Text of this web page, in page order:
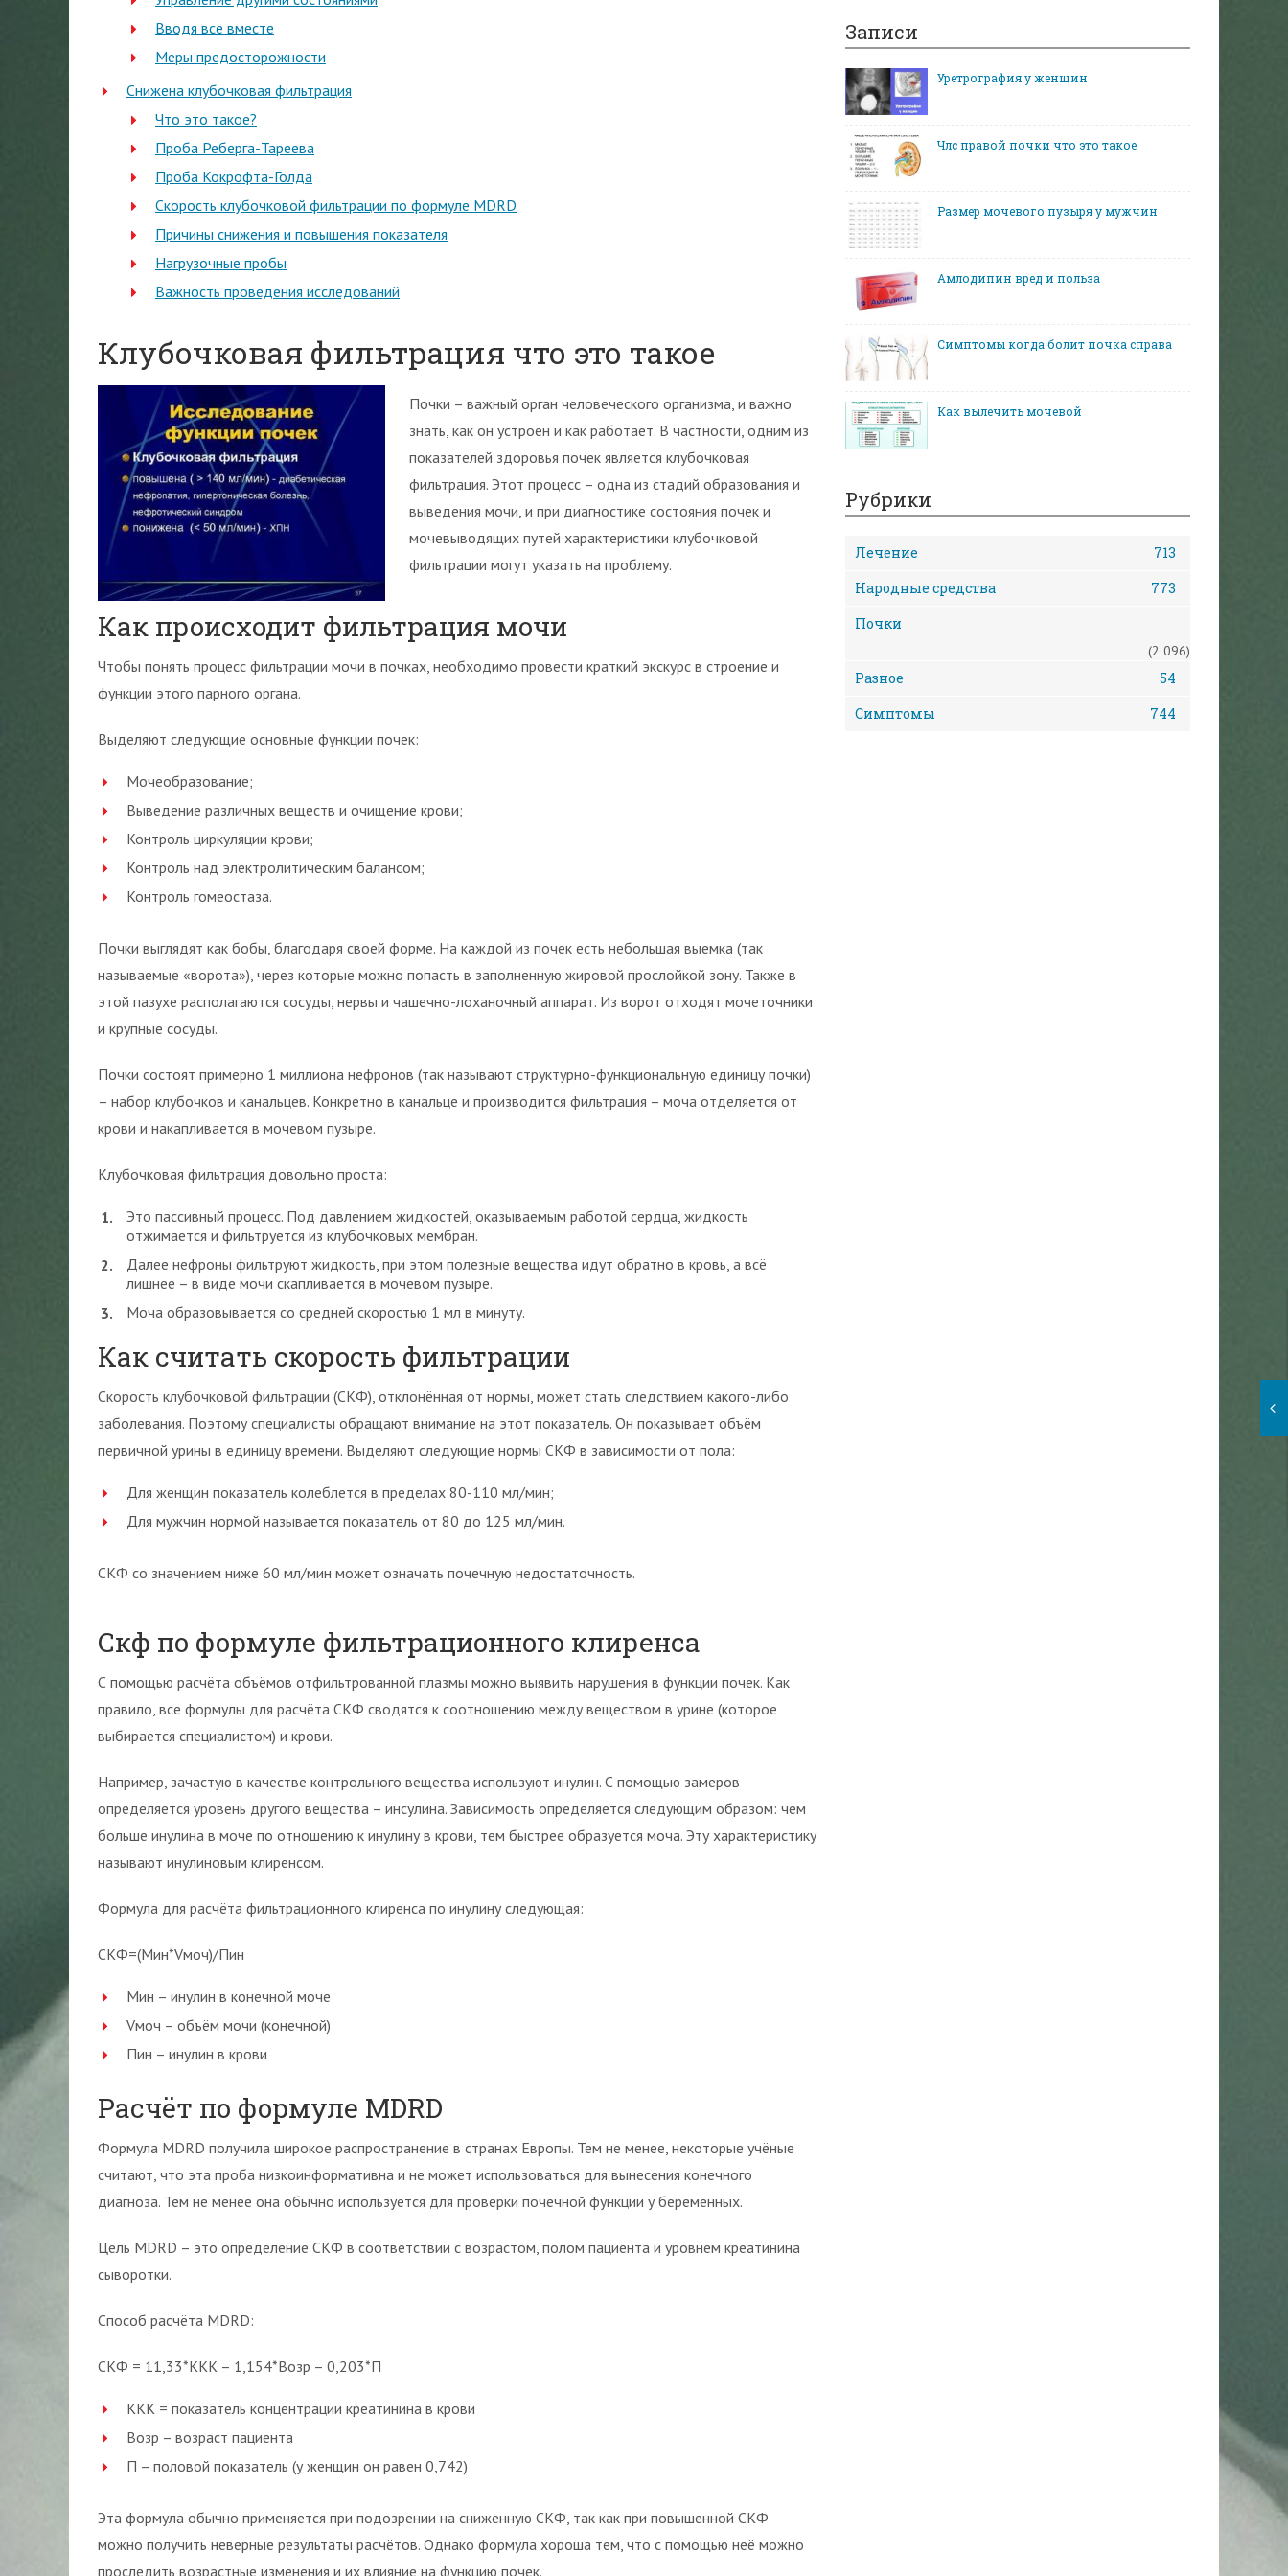
Вводя все вместе
Меры предосторожности
Снижена клубочковая фильтрация
Что это такое?
Проба Реберга-Тареева
Проба Кокрофта-Голда
Скорость клубочковой фильтрации по формуле MDRD
Причины снижения и повышения показателя
Нагрузочные пробы
Важность проведения исследований
Клубочковая фильтрация что это такое
Почки – важный орган человеческого организма, и важно
знать, как он устроен и как работает. В частности, одним из
показателей здоровья почек является клубочковая
фильтрация. Этот процесс – одна из стадий образования и
выведения мочи, и при диагностике состояния почек и
мочевыводящих путей характеристики клубочковой
фильтрации могут указать на проблему.
Как происходит фильтрация мочи
Чтобы понять процесс фильтрации мочи в почках, необходимо провести краткий экскурс в строение и
функции этого парного органа.
Выделяют следующие основные функции почек:
Мочеобразование;
Выведение различных веществ и очищение крови;
Контроль циркуляции крови;
Контроль над электролитическим балансом;
Контроль гомеостаза.
Почки выглядят как бобы, благодаря своей форме. На каждой из почек есть небольшая выемка (так
называемые «ворота»), через которые можно попасть в заполненную жировой прослойкой зону. Также в
этой пазухе располагаются сосуды, нервы и чашечно-лоханочный аппарат. Из ворот отходят мочеточники
и крупные сосуды.
Почки состоят примерно 1 миллиона нефронов (так называют структурно-функциональную единицу почки)
– набор клубочков и канальцев. Конкретно в канальце и производится фильтрация – моча отделяется от
крови и накапливается в мочевом пузыре.
Клубочковая фильтрация довольно проста:
Это пассивный процесс. Под давлением жидкостей, оказываемым работой сердца, жидкость
отжимается и фильтруется из клубочковых мембран.
Далее нефроны фильтруют жидкость, при этом полезные вещества идут обратно в кровь, а всё
лишнее – в виде мочи скапливается в мочевом пузыре.
Моча образовывается со средней скоростью 1 мл в минуту.
Как считать скорость фильтрации
Скорость клубочковой фильтрации (СКФ), отклонённая от нормы, может стать следствием какого-либо
заболевания. Поэтому специалисты обращают внимание на этот показатель. Он показывает объём
первичной урины в единицу времени. Выделяют следующие нормы СКФ в зависимости от пола:
Для женщин показатель колеблется в пределах 80-110 мл/мин;
Для мужчин нормой называется показатель от 80 до 125 мл/мин.
СКФ со значением ниже 60 мл/мин может означать почечную недостаточность.
Скф по формуле фильтрационного клиренса
С помощью расчёта объёмов отфильтрованной плазмы можно выявить нарушения в функции почек. Как
правило, все формулы для расчёта СКФ сводятся к соотношению между веществом в урине (которое
выбирается специалистом) и крови.
Например, зачастую в качестве контрольного вещества используют инулин. С помощью замеров
определяется уровень другого вещества – инсулина. Зависимость определяется следующим образом: чем
больше инулина в моче по отношению к инулину в крови, тем быстрее образуется моча. Эту характеристику
называют инулиновым клиренсом.
Формула для расчёта фильтрационного клиренса по инулину следующая:
СКФ=(Мин*Vмоч)/Пин
Мин – инулин в конечной моче
Vмоч – объём мочи (конечной)
Пин – инулин в крови
Расчёт по формуле MDRD
Формула MDRD получила широкое распространение в странах Европы. Тем не менее, некоторые учёные
считают, что эта проба низкоинформативна и не может использоваться для вынесения конечного
диагноза. Тем не менее она обычно используется для проверки почечной функции у беременных.
Цель MDRD – это определение СКФ в соответствии с возрастом, полом пациента и уровнем креатинина
сыворотки.
Способ расчёта MDRD:
СКФ = 11,33*ККК – 1,154*Возр – 0,203*П
ККК = показатель концентрации креатинина в крови
Возр – возраст пациента
П – половой показатель (у женщин он равен 0,742)
Эта формула обычно применяется при подозрении на сниженную СКФ, так как при повышенной СКФ
можно получить неверные результаты расчётов. Однако формула хороша тем, что с помощью неё можно
проследить возрастные изменения и их влияние на функцию почек.
Записи
Уретрография у женщин
Члс правой почки что это такое
Размер мочевого пузыря у мужчин
Амлодипин вред и польза
Симптомы когда болит почка справа
Как вылечить мочевой
Рубрики
Лечение
713
Народные средства
773
Почки
(2 096)
Разное
54
Симптомы
744